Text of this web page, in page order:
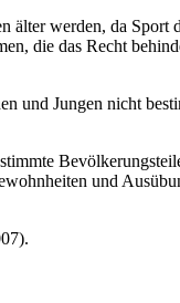
werden, da Sport
die das Recht
und Jungen nicht
und